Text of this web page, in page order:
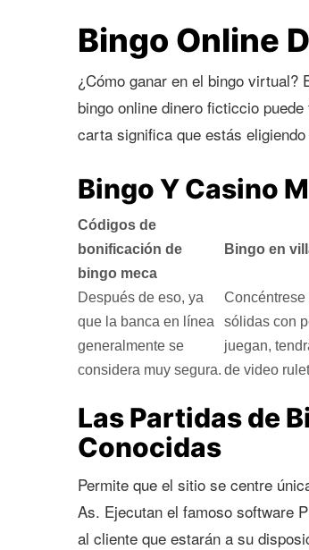
Bingo Online
¿Cómo ganar en el bingo
bingo online dinero ficticcio
carta significa que estás
Bingo Y Casino
Códigos de
bonificación de
bingo meca
Bingo en
Después de eso, ya
que la banca en línea
generalmente se
considera muy segura.
Concéntrese
sólidas con
juegan,
de video
Las Partidas de
Conocidas
Permite que el sitio se centre
As. Ejecutan el famoso software
al cliente que estarán a su